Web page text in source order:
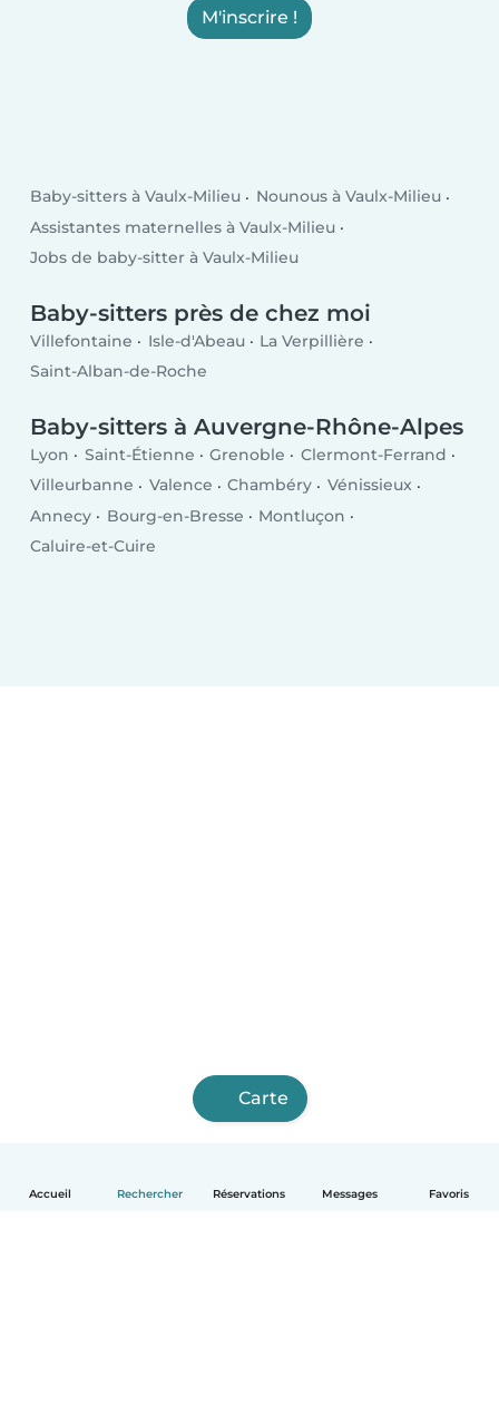
Accueil Rechercher Réservations Messages Favoris
M'inscrire !
Baby-sitters à Vaulx-Milieu
Nounous à Vaulx-Milieu
Assistantes maternelles à Vaulx-Milieu
Jobs de baby-sitter à Vaulx-Milieu
Baby-sitters près de chez moi
Villefontaine Isle-d'Abeau
La Verpillière
Saint-Alban-de-Roche
Baby-sitters à Auvergne-Rhône-Alpes
Lyon Saint-Étienne Grenoble
Clermont-Ferrand
Villeurbanne
Valence Chambéry
Vénissieux
Annecy
Bourg-en-Bresse
Montluçon
Caluire-et-Cuire
Carte